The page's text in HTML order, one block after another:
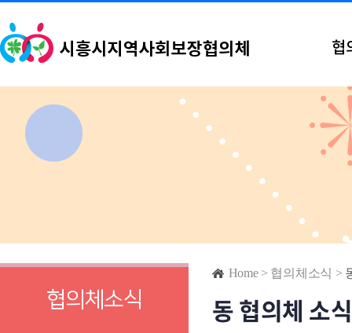
협
협의체소식
Home > 협의체소식 >
동 협의체 소식